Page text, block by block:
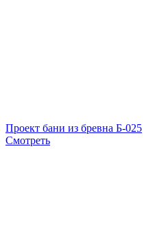
Проект бани из бревна Б-025
Смотреть